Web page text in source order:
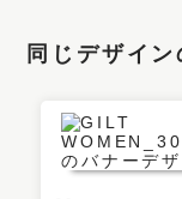
同じデザイ